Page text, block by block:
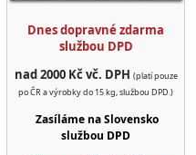
Dnes dopravné zdarma
službou DPD
nad 2000 Kč vč. DPH (platí pouze
po ČR a výrobky do 15 kg, službou DPD.)
Zasíláme na Slovensko
službou DPD